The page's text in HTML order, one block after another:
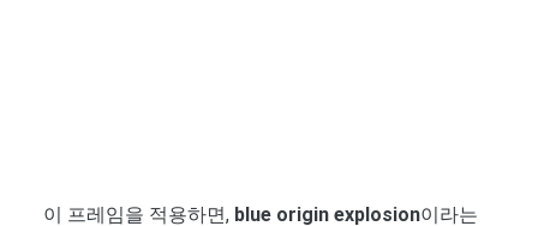
이 프레임을 적용하면, blue origin explosion이라는